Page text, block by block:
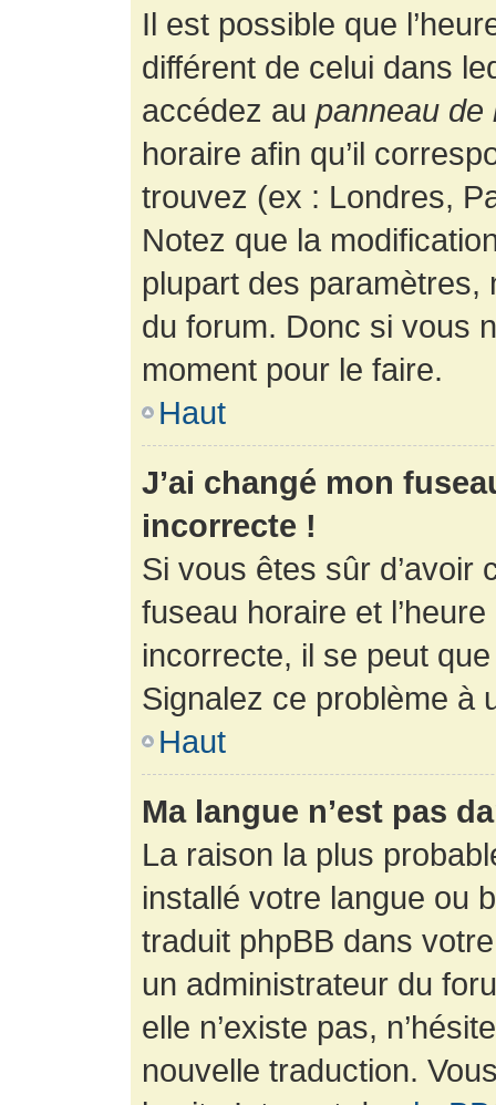
Il est possible que
différent de celui dans
accédez au panneau de
horaire afin qu’il
trouvez (ex : Londres,
Notez que la
plupart des paramètres,
du forum. Donc si vous
moment pour le faire.
Haut
J’ai changé mon
incorrecte !
Si vous êtes sûr d’avoir
fuseau horaire et
incorrecte, il se peut
Signalez ce problème à
Haut
Ma langue n’est pas
La raison la plus
installé votre langue ou
traduit phpBB dans
un administrateur du
elle n’existe pas,
nouvelle traduction.